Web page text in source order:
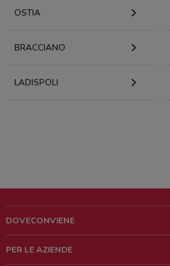
OSTIA
BRACCIANO
LADISPOLI
DOVECONVIENE
PER LE AZIENDE